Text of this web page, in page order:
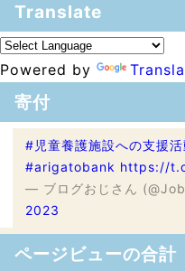
Translate
Powered by
寄付
#児童養護施設への支援活
#arigatobank https://
— ブログおじさん
2023
ページビューの合計